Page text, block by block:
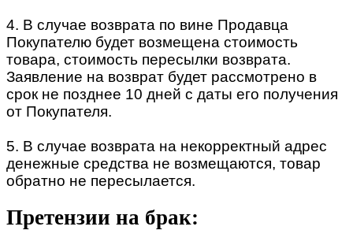
4. В случае возврата по вине Продавца
Покупателю будет возмещена стоимость
товара, стоимость пересылки возврата.
Заявление на возврат будет рассмотрено в
срок не позднее 10 дней с даты его получения
от Покупателя.
5. В случае возврата на некорректный адрес
денежные средства не возмещаются, товар
обратно не пересылается.
Претензии на брак: